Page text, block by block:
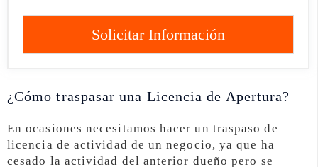
Solicitar Información
¿Cómo traspasar una Licencia de Apertura?
En ocasiones necesitamos hacer un traspaso de
licencia de actividad de un negocio, ya que ha
cesado la actividad del anterior dueño pero se